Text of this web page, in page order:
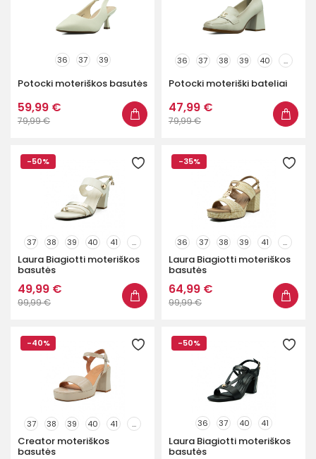
36 37 39
Potocki moteriškos basutės
59,99 €
79,99 €
36 37 38 39 40 ...
Potocki moteriški bateliai
47,99 €
79,99 €
-50%
37 38 39 40 41 ...
Laura Biagiotti moteriškos
basutės
49,99 €
99,99 €
-35%
36 37 38 39 41 ...
Laura Biagiotti moteriškos
basutės
64,99 €
99,99 €
-40%
37 38 39 40 41 ...
Creator moteriškos
basutės
-50%
36 37 40 41
Laura Biagiotti moteriškos
basutės